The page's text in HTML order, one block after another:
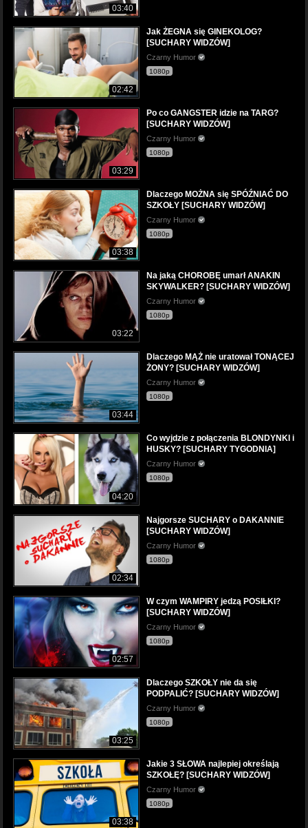
03:40
02:42
Jak ŻEGNA się GINEKOLOG?
[SUCHARY WIDZÓW]
Czarny Humor
1080p
03:29
Po co GANGSTER idzie na TARG?
[SUCHARY WIDZÓW]
Czarny Humor
1080p
03:38
Dlaczego MOŻNA się SPÓŹNIAĆ DO
SZKOŁY [SUCHARY WIDZÓW]
Czarny Humor
1080p
03:22
Na jaką CHOROBĘ umarł ANAKIN
SKYWALKER? [SUCHARY WIDZÓW]
Czarny Humor
1080p
03:44
Dlaczego MĄŻ nie uratował TONĄCEJ
ŻONY? [SUCHARY WIDZÓW]
Czarny Humor
1080p
04:20
Co wyjdzie z połączenia BLONDYNKI i
HUSKY? [SUCHARY TYGODNIA]
Czarny Humor
1080p
02:34
Najgorsze SUCHARY o DAKANNIE
[SUCHARY WIDZÓW]
Czarny Humor
1080p
02:57
W czym WAMPIRY jedzą POSIŁKI?
[SUCHARY WIDZÓW]
Czarny Humor
1080p
03:25
Dlaczego SZKOŁY nie da się
PODPALIĆ? [SUCHARY WIDZÓW]
Czarny Humor
1080p
03:38
Jakie 3 SŁOWA najlepiej określają
SZKOŁĘ? [SUCHARY WIDZÓW]
Czarny Humor
1080p